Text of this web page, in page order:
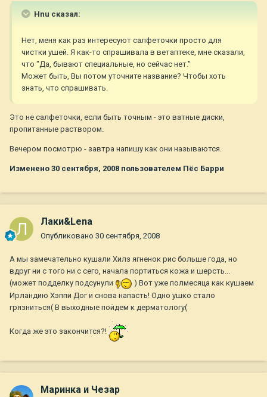
Hnu сказал:
Нет, меня как раз интересуют салфеточки просто для
чистки ушей. Я как-то спрашивала в ветаптеке, мне сказали,
что "Да, бывают специальные, но сейчас нет."
Может быть, Вы потом уточните название? Чтобы хоть
знать, что спрашивать.
Это не салфеточки, если быть точным - это ватные диски,
пропитанные раствором.
Вечером посмотрю - завтра напишу как они называются.
Изменено 30 сентября, 2008 пользователем Пёс Барри
Лаки&Lena
Опубликовано 30 сентября, 2008
А мы замечательно кушали Хилз ягненок рис больше года, но
вдруг ни с того ни с сего, начала портиться кожа и шерсть...
(может подделку подсунули
) Вот уже полмесяца как кушаем
Ирландию Хэппи Дог и снова напасть! Одно ушко стало
грязниться( В выходные пойдем к дерматологу(
Когда же это закончится?!
Маринка и Чезар